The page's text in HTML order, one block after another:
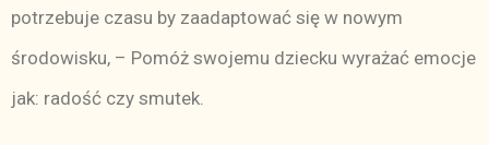
potrzebuje czasu by zaadaptować się w nowym
środowisku, – Pomóż swojemu dziecku wyrażać emocje
jak: radość czy smutek.